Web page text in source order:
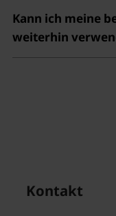
Kann ich meine
weiterhin
Kontakt